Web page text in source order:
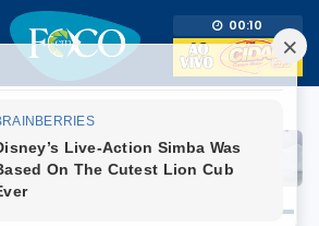
00:10